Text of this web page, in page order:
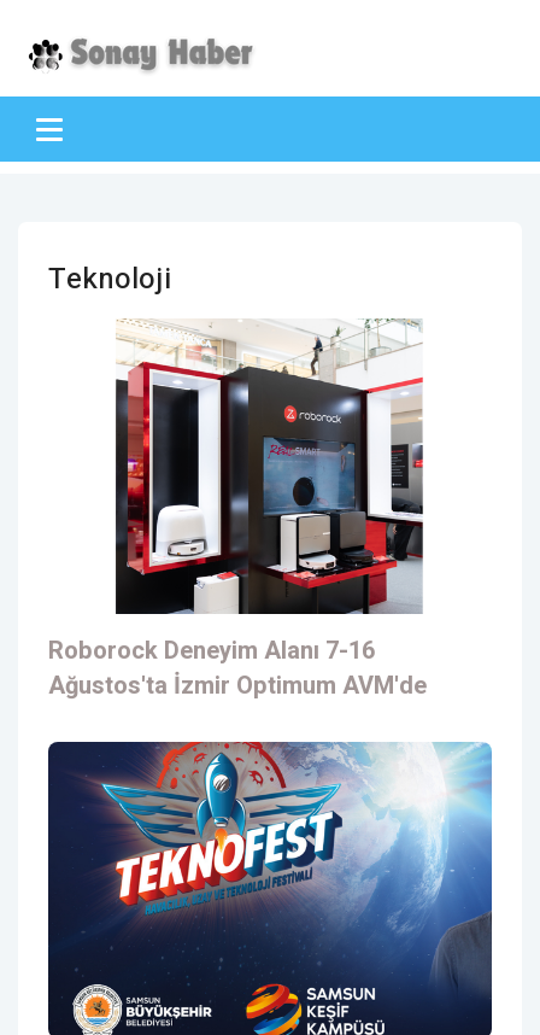
Teknoloji
Roborock Deneyim Alanı 7-16
Ağustos'ta İzmir Optimum AVM'de